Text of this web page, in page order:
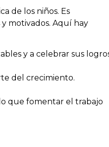
de los niños. Es
motivados. Aquí hay
y a celebrar sus
del crecimiento.
que fomentar el trabajo